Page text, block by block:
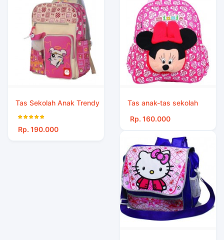
Tas Sekolah Anak Trendy
Rp. 190.000
Tas anak-tas sekolah
Rp. 160.000